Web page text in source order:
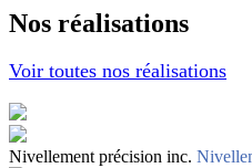
Nos réalisations
Voir toutes nos réalisations
Nivellement précision inc.